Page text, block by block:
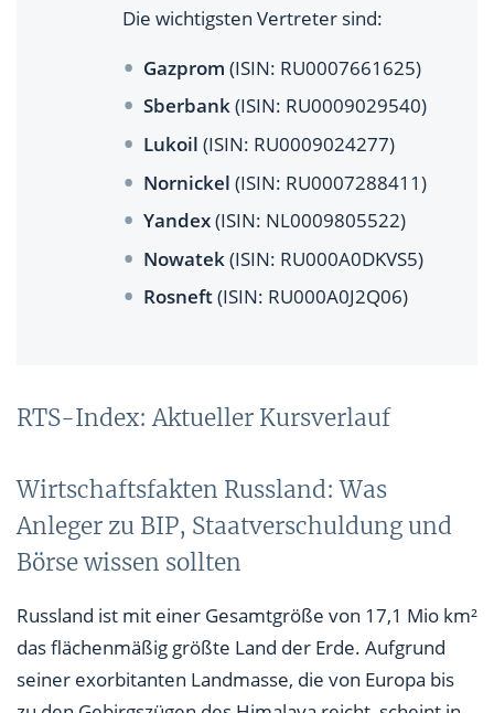
Die wichtigsten Vertreter sind:
Gazprom (ISIN: RU0007661625)
Sberbank(ISIN: RU0009029540)
Lukoil (ISIN: RU0009024277)
Nornickel (ISIN: RU0007288411)
Yandex(ISIN: NL0009805522)
Nowatek(ISIN: RU000A0DKVS5)
Rosneft(ISIN: RU000A0J2Q06)
RTS-Index: Aktueller Kursverlauf
Wirtschaftsfakten Russland: Was
Anleger zu BIP, Staatverschuldung und
Börse wissen sollten
Russland ist mit einer Gesamtgröße von 17,1 Mio km²
das flächenmäßig größte Land der Erde. Aufgrund
seiner exorbitanten Landmasse, die von Europa bis